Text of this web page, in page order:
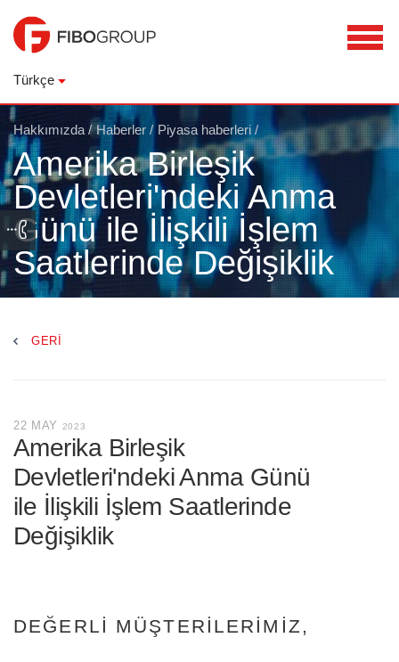
Türkçe
Hakkımızda / Haberler / Piyasa haberleri/
Amerika Birleşik
Devletleri'ndeki Anma
Günü ile İlişkili İşlem
Saatlerinde Değişiklik
GERI
22 MAY 2023
Amerika Birleşik
Devletleri'ndeki Anma Günü
ile İlişkili İşlem Saatlerinde
Değişiklik
DEĞERLI MÜŞTERILERIMIZ,